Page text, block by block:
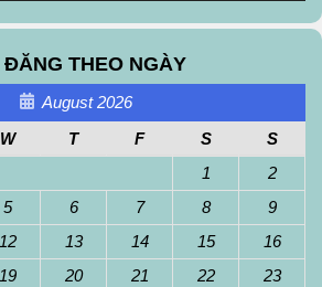
ĐĂNG THEO NGÀY
August 2026
W T F S
S
1
2
5 6 7 8
9
12 13 14 15
16
19 20 21 22
23